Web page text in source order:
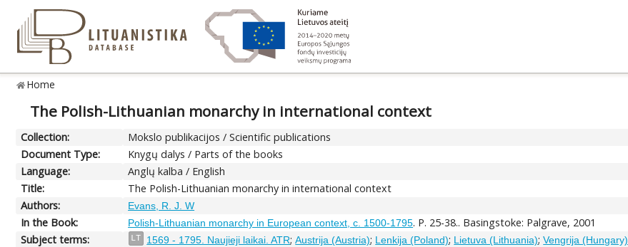
Home
The Polish-Lithuanian monarchy in international context
Collection:
Mokslo publikacijos / Scientific publications
Document Type:
Knygų dalys / Parts of the books
Language:
Anglų kalba / English
Title:
The Polish-Lithuanian monarchy in international context
Authors:
Evans, R. J. W
In the Book: Polish-Lithuanian monarchy in European context, c. 1500-1795. P. 25-38.. Basingstoke: Palgrave, 2001
Subject terms:
LT 1569 - 1795. Naujieji laikai. ATR;Austrija (Austria); Lenkija (Poland); Lietuva (Lithuania);Vengrija (Hungary).